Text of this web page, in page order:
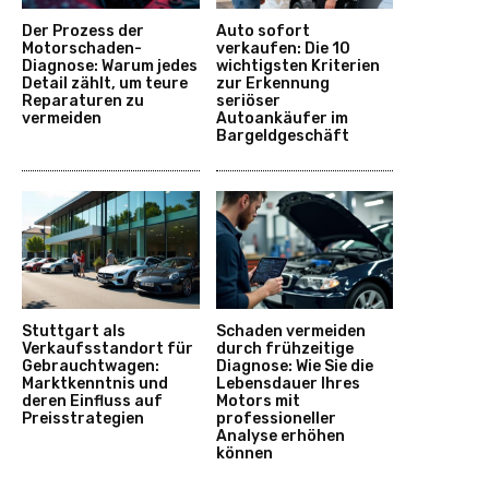
Der Prozess der
Motorschaden-
Diagnose: Warum jedes
Detail zählt, um teure
Reparaturen zu
vermeiden
Auto sofort
verkaufen: Die 10
wichtigsten Kriterien
zur Erkennung
seriöser
Autoankäufer im
Bargeldgeschäft
Stuttgart als
Verkaufsstandort für
Gebrauchtwagen:
Marktkenntnis und
deren Einfluss auf
Preisstrategien
Schaden vermeiden
durch frühzeitige
Diagnose: Wie Sie die
Lebensdauer Ihres
Motors mit
professioneller
Analyse erhöhen
können